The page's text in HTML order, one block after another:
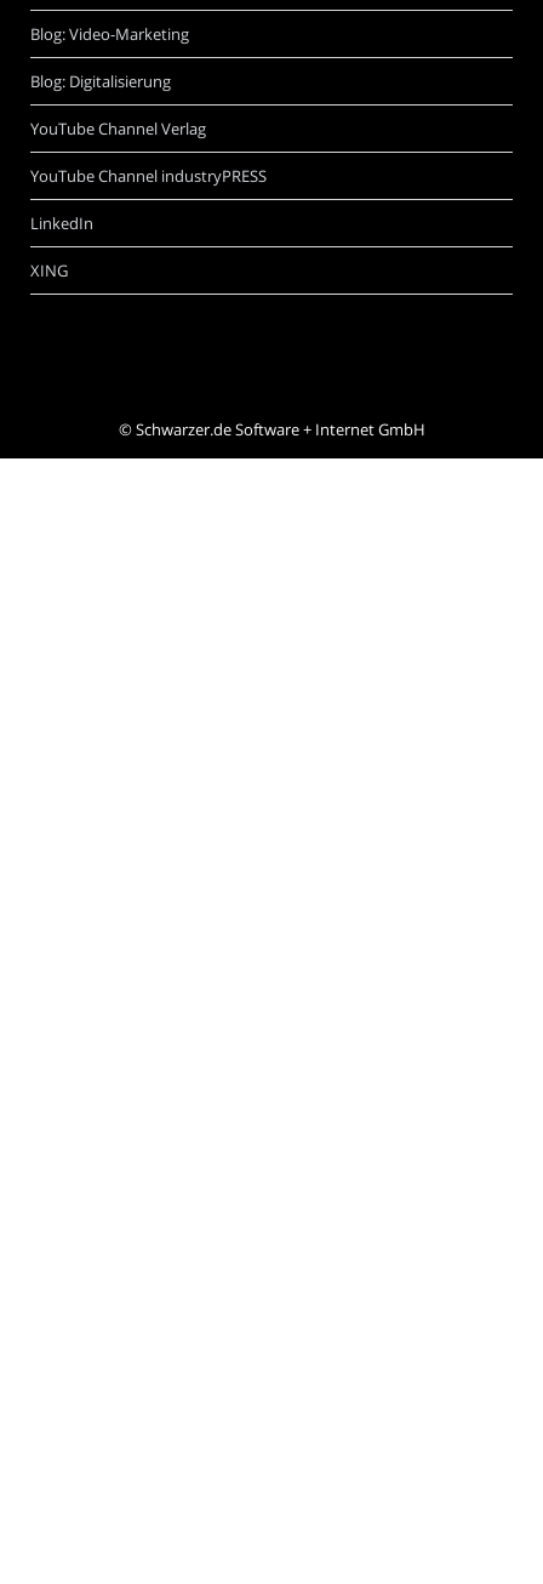
Blog: Video-Marketing
Blog: Digitalisierung
YouTube Channel Verlag
YouTube Channel industryPRESS
LinkedIn
XING
©Schwarzer.de Software + Internet GmbH